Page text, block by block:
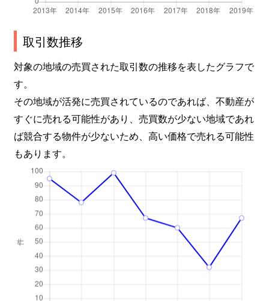
取引数推移
対象の地域の売買された取引数の推移を表したグラフで
す。
その地域が活発に売買されているのであれば、不動産が
すぐに売れる可能性があり、売買数が少ない地域であれ
ば競合する物件が少ないため、高い価格で売れる可能性
もあります。